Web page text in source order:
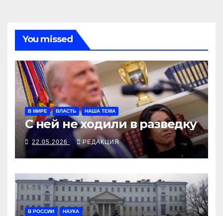
You missed
В МИРЕ ВЛАСТЬ НАША ТЕМА
С ней не ходили в разведку
22.05.2026 РЕДАКЦИЯ
В РОССИИ НАУКА